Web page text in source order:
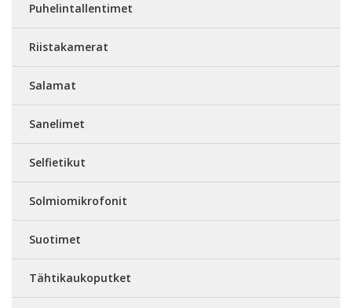
Puhelintallentimet
Riistakamerat
Salamat
Sanelimet
Selfietikut
Solmiomikrofonit
Suotimet
Tähtikaukoputket